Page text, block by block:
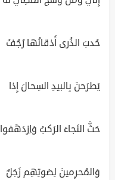
حُدبَ الذُرى أَذقانُها رُجُفُ
يَطرَحنَ بِالبيدِ السِحالَ إِذا
حَثَّ النَجاءَ الرَكبُ وَاِزدَهَفوا
وَالمُحرِمينَ لِصَوتِهِم زَجَلٌ